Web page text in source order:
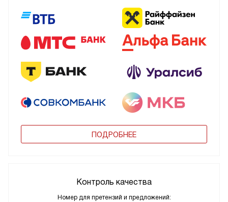
ПОДРОБНЕЕ
Контроль качества
Номер для претензий и предложений: